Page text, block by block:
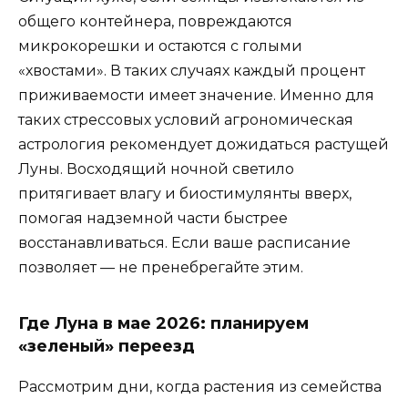
общего контейнера, повреждаются
микрокорешки и остаются с голыми
«хвостами». В таких случаях каждый процент
приживаемости имеет значение. Именно для
таких стрессовых условий агрономическая
астрология рекомендует дожидаться растущей
Луны. Восходящий ночной светило
притягивает влагу и биостимулянты вверх,
помогая надземной части быстрее
восстанавливаться. Если ваше расписание
позволяет — не пренебрегайте этим.
Где Луна в мае 2026: планируем
«зеленый» переезд
Рассмотрим дни, когда растения из семейства